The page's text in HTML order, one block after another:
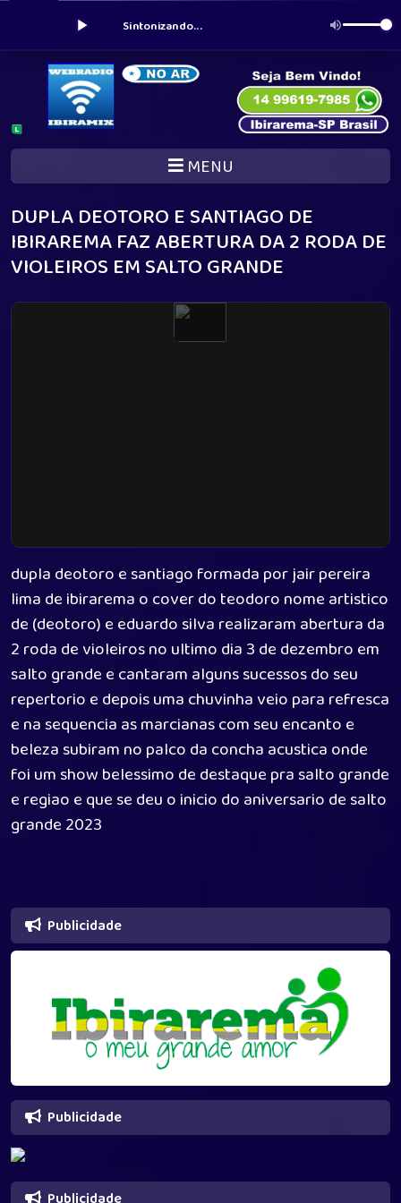
Sintonizando...
MENU
DUPLA DEOTORO E SANTIAGO DE
IBIRAREMA FAZ ABERTURA DA 2 RODA DE
VIOLEIROS EM SALTO GRANDE
dupla deotoro e santiago formada por jair pereira
lima de ibirarema o cover do teodoro nome artistico
de (deotoro) e eduardo silva realizaram abertura da
2 roda de violeiros no ultimo dia 3 de dezembro em
salto grande e cantaram alguns sucessos do seu
repertorio e depois uma chuvinha veio para refresca
e na sequencia as marcianas com seu encanto e
beleza subiram no palco da concha acustica onde
foi um show belessimo de destaque pra salto grande
e regiao e que se deu o inicio do aniversario de salto
grande 2023
Publicidade
Publicidade